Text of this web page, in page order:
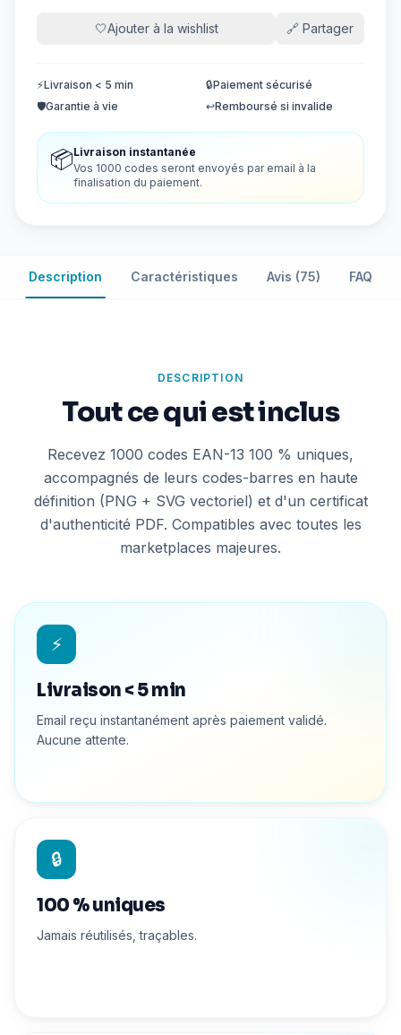
🤍Ajouter à la wishlist 🔗 Partager
⚡Livraison < 5 min 🔒Paiement sécurisé
🛡️Garantie à vie ↩️Remboursé si invalide
📦Livraison instantanée
Vos 1000 codes seront envoyés par email à la
finalisation du paiement.
Description Caractéristiques Avis (75) FAQ
DESCRIPTION
Tout ce qui est inclus
Recevez 1000 codes EAN-13 100 % uniques,
accompagnés de leurs codes-barres en haute
définition (PNG + SVG vectoriel) et d'un certificat
d'authenticité PDF. Compatibles avec toutes les
marketplaces majeures.
⚡
Livraison < 5 min
Email reçu instantanément après paiement validé.
Aucune attente.
🔒
100 % uniques
Jamais réutilisés, traçables.